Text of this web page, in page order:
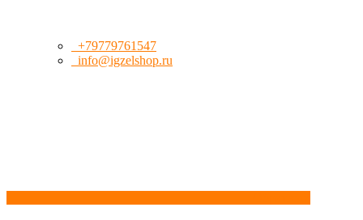
+79779761547
info@igzelshop.ru